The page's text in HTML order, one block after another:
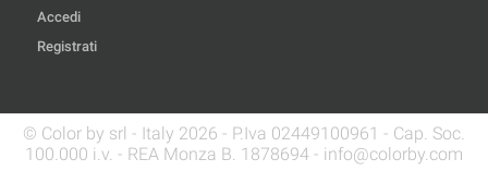
Accedi
Registrati
© Color by srl - Italy 2026 - P.Iva 02449100961 - Cap. Soc.
100.000 i.v. - REA Monza B. 1878694 - info@colorby.com